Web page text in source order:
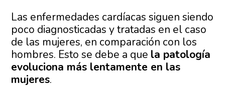
Las enfermedades cardíacas siguen siendo
poco diagnosticadas y tratadas en el caso
de las mujeres, en comparación con los
hombres. Esto se debe a que la patología
evoluciona más lentamente en las
mujeres.